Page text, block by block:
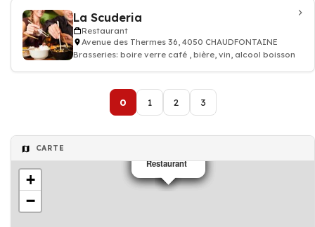
La Scuderia
Restaurant
Avenue des Thermes 36, 4050 CHAUDFONTAINE
Brasseries: boire verre café , bière, vin, alcool boisson
0 1 2 3
CARTE
Restaurant
Restaurant
Restaurant
+
−